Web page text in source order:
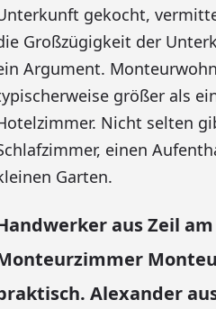
gekocht,
Großzügigkeit der
Argument.
größer als
Nicht selten
einen
Garten.
aus Zeil
Alexander